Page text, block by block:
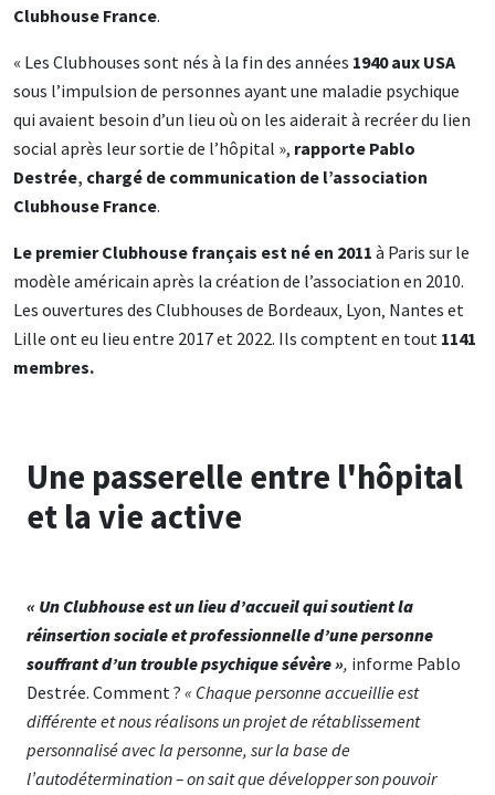
Clubhouse France.
« Les Clubhouses sont nés à la fin des années 1940 aux USA
sous l’impulsion de personnes ayant une maladie psychique
qui avaient besoin d’un lieu où on les aiderait à recréer du lien
social après leur sortie de l’hôpital », rapporte Pablo
Destrée‚ chargé de communication de l’association
Clubhouse France.
Le premier Clubhouse français est né en 2011 à Paris sur le
modèle américain après la création de l’association en 2010.
Les ouvertures des Clubhouses de Bordeaux‚ Lyon‚ Nantes et
Lille ont eu lieu entre 2017 et 2022. Ils comptent en tout 1141
membres.
Une passerelle entre l'hôpital
et la vie active
« Un Clubhouse est un lieu d’accueil qui soutient la
réinsertion sociale et professionnelle d’une personne
souffrant d’un trouble psychique sévère », informe Pablo
Destrée. Comment ? « Chaque personne accueillie est
différente et nous réalisons un projet de rétablissement
personnalisé avec la personne, sur la base de
l’autodétermination – on sait que développer son pouvoir